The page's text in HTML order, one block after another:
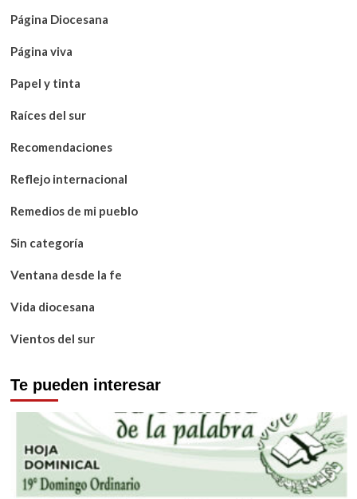
Página Diocesana
Página viva
Papel y tinta
Raíces del sur
Recomendaciones
Reflejo internacional
Remedios de mi pueblo
Sin categoría
Ventana desde la fe
Vida diocesana
Vientos del sur
Te pueden interesar